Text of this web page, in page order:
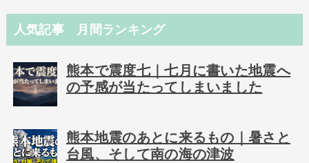
人気記事 月間ランキング
熊本で震度七｜七月に書いた地震へ
の予感が当たってしまいました
熊本地震のあとに来るもの｜暑さと
台風、そして南の海の津波